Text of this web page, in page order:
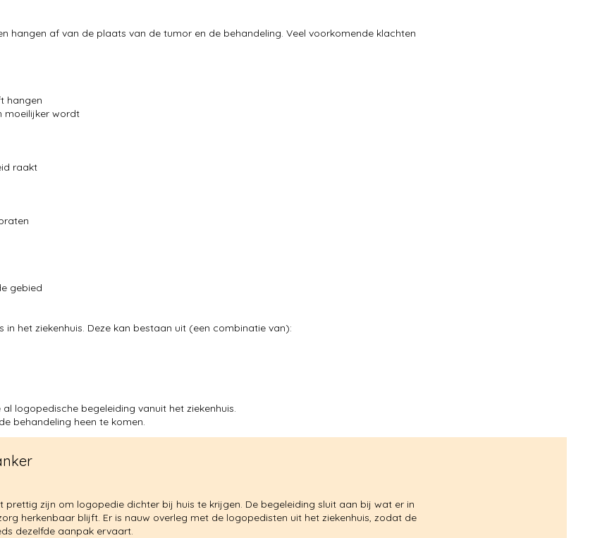
hangen af van de plaats van de tumor en de behandeling. Veel voorkomende klachten
hangen
moeilijker wordt
raakt
gebied
het ziekenhuis. Deze kan bestaan uit (een combinatie van):
logopedische begeleiding vanuit het ziekenhuis.
behandeling heen te komen.
prettig zijn om logopedie dichter bij huis te krijgen. De begeleiding sluit aan bij wat er in
herkenbaar blijft. Er is nauw overleg met de logopedisten uit het ziekenhuis, zodat de
dezelfde aanpak ervaart.